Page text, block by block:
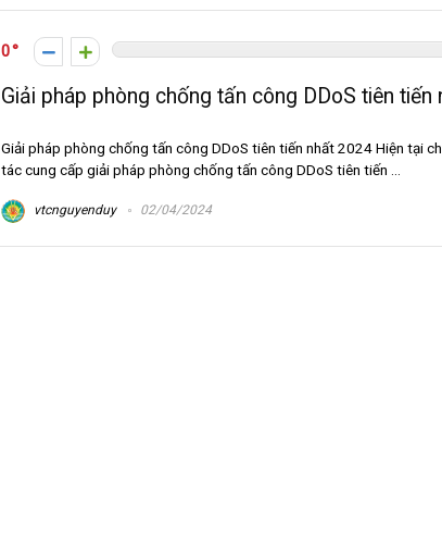
0
Giải pháp phòng chống tấn công DDoS tiên tiến
Giải pháp phòng chống tấn công DDoS tiên tiến nhất 2024 Hiện tại
tác cung cấp giải pháp phòng chống tấn công DDoS tiên tiến ...
vtcnguyenduy 02/04/2024